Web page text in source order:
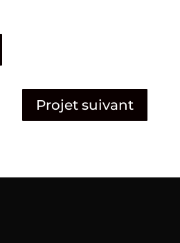
Projet suivant